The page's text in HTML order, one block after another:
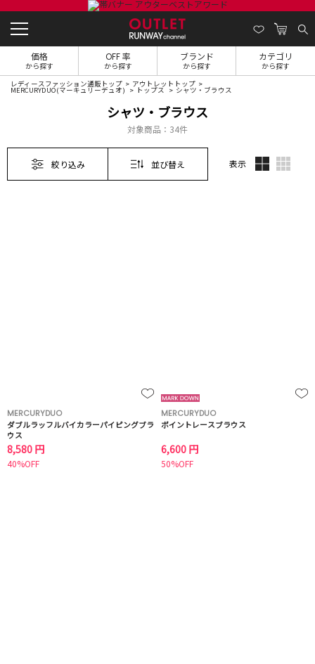
価格
から探す
OFF 率
から探す
ブランド
から探す
カテゴリ
から探す
レディースファッション通販トップ アウトレットトップ
MERCURYDUO(マーキュリーデュオ) トップス シャツ・ブラウス
シャツ・ブラウス
対象商品： 34件
絞り込み 並び替え 表示
MERCURYDUO
ダブルラッフルバイカラーパイピングブラ
ウス
8,580 円
40%OFF
MERCURYDUO
ポイントレースブラウス
6,600 円
50%OFF